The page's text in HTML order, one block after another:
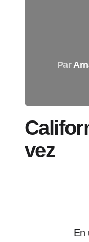
Par
vez
En